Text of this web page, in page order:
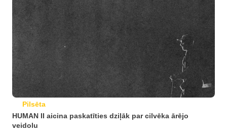
Pilsēta
HUMAN II aicina paskatīties dziļāk par cilvēka ārējo
veidolu